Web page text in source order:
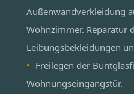
Außenwandverkleidung
Wohnzimmer. Reparatur
Leibungsbekleidungen
Freilegen der
Wohnungseingangstür.